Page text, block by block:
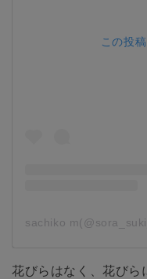
この投
sachiko
花びらはなく、花びら